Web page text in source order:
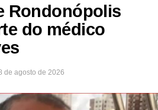
Rondonópolis
do médico
de agosto de 2026